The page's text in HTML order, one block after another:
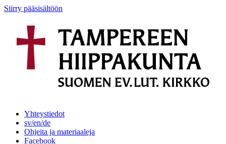
Siirry pääsisältöön
Yhteystiedot
sv/en/de
Ohjeita ja materiaaleja
Facebook